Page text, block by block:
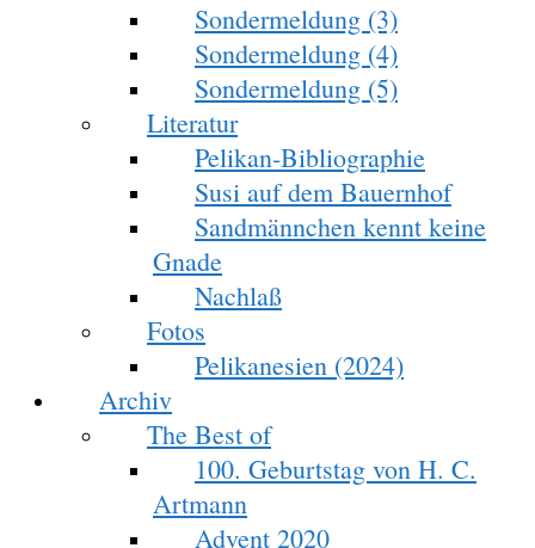
Sondermeldung (3)
Sondermeldung (4)
Sondermeldung (5)
Literatur
Pelikan-Bibliographie
Susi auf dem Bauernhof
Sandmännchen kennt keine
Gnade
Nachlaß
Fotos
Pelikanesien (2024)
Archiv
The Best of
100. Geburtstag von H. C.
Artmann
Advent 2020